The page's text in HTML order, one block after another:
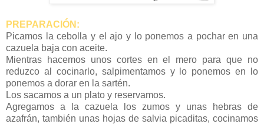
PREPARACIÓN:
Picamos la cebolla y el ajo y lo ponemos a pochar en una
cazuela baja con aceite.
Mientras hacemos unos cortes en el mero para que no
reduzco al cocinarlo, salpimentamos y lo ponemos en lo
ponemos a dorar en la sartén.
Los sacamos a un plato y reservamos.
Agregamos a la cazuela los zumos y unas hebras de
azafrán, también unas hojas de salvia picaditas, cocinamos